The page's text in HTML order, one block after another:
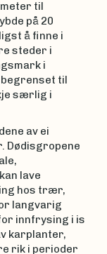
meter til
på 20
å finne i
steder i
i
til
særlig i
av ei
Dødisgropene
lave
hos trær,
langvarig
innfrysing i is
karplanter,
rik i perioder